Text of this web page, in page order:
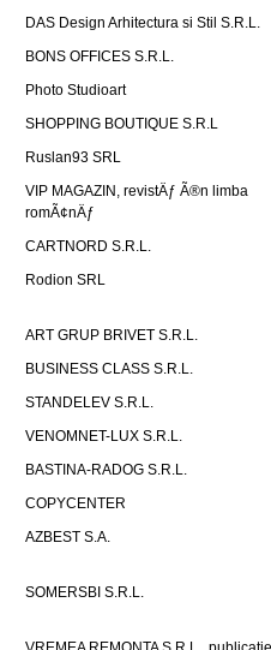
DAS Design Arhitectura si Stil S.R.L.
BONS OFFICES S.R.L.
Photo Studioart
SHOPPING BOUTIQUE S.R.L
Ruslan93 SRL
VIP MAGAZIN, revistÄƒ Ã®n limba
romÃ¢nÄƒ
CARTNORD S.R.L.
Rodion SRL
ART GRUP BRIVET S.R.L.
BUSINESS CLASS S.R.L.
STANDELEV S.R.L.
VENOMNET-LUX S.R.L.
BASTINA-RADOG S.R.L.
COPYCENTER
AZBEST S.A.
SOMERSBI S.R.L.